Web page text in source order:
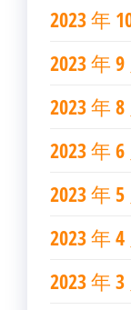
2023 年
2023 年 9
2023 年 8
2023 年 6
2023 年 5
2023 年 4
2023 年 3